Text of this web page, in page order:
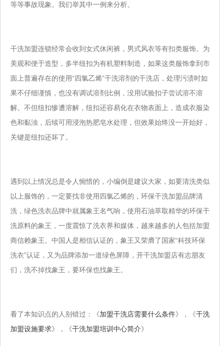
等等事故现象。我们举其中一例来分析。
干洗加盟连锁经常会收到女式休闲裤，男式风衣等有扣类服饰。为
美观和便于造型，多半纽扣为有机塑料制造，如果这类服饰拿到市
面上普遍存在的使用“四氯乙烯”干洗溶剂的干洗店，处理污渍时如
果不仔细谨慎，也没有调试溶剂比例，没用试验扣子尝试溶不溶
解。不但纽扣惨遭溶解，纽扣还容易化在衣物表面上，造成衣服染
色和黏浊，后续可用浸泡热肥皂水处理，但效果始终没一开始好，
关键是纽扣还坏了。
遇到以上情况总是令人惋惜的，小编倒是建议大家，如要清洗类似
以上服饰的，一定要找非使用四氯乙烯的，环保干洗加盟品牌清
洗，绿色洗衣品牌中就属象王名气响，使用石油萃取精华的环保干
洗原料的象王，一度震惊了洗衣界和媒体，越来越多的人包括加盟
商信赖象王。中国人是相信认证的，象王又荣膺了国家“科技环保
洗衣”认证，又为品牌添加一道绿色屏障，开干洗加盟店有志朋友
们，洗不掉找象王，要环保也找象王。
看了本知识点的人别错过：《加盟干洗店需要什么条件》，《干洗
加盟设施要求》，《干洗加盟培训中心简介》